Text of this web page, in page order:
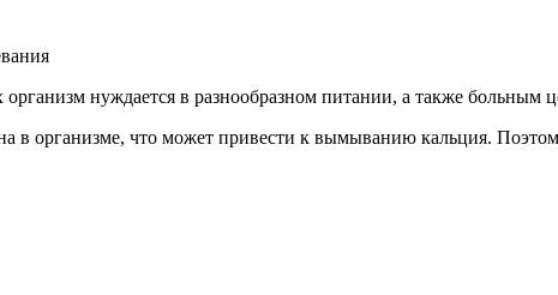
нуждается в разнообразном питании, а также больным
в организме, что может привести к вымыванию кальция.